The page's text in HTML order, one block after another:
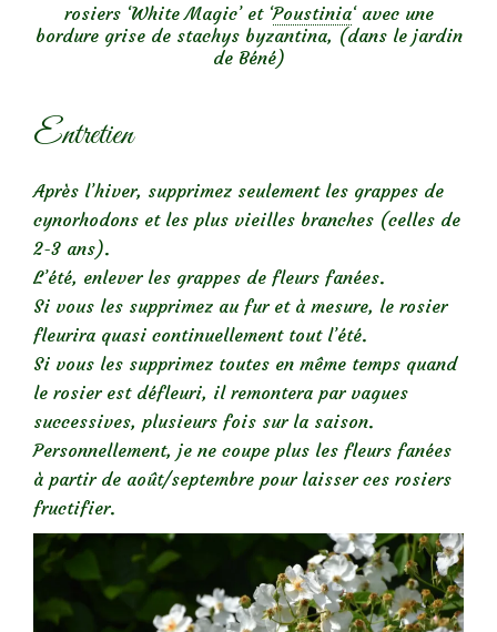
rosiers ‘White Magic’ et ‘Poustinia‘ avec une
bordure grise de stachys byzantina, (dans le jardin
de Béné)
Entretien
Après l’hiver, supprimez seulement les grappes de
cynorhodons et les plus vieilles branches (celles de
2-3 ans).
L’été, enlever les grappes de fleurs fanées.
Si vous les supprimez au fur et à mesure, le rosier
fleurira quasi continuellement tout l’été.
Si vous les supprimez toutes en même temps quand
le rosier est défleuri, il remontera par vagues
successives, plusieurs fois sur la saison.
Personnellement, je ne coupe plus les fleurs fanées
à partir de août/septembre pour laisser ces rosiers
fructifier.